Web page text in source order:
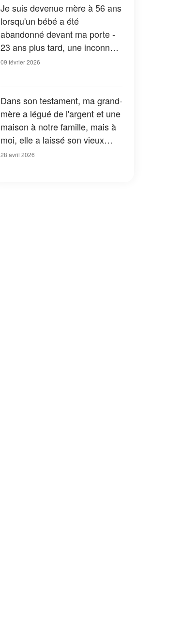
immédiatement à l'école »
Je suis devenue mère à 56 ans
lorsqu'un bébé a été
abandonné devant ma porte -
23 ans plus tard, une inconnue
s'est présenté et m'a dit : «
09 février 2026
Dans son testament, ma grand-
mère a légué de l'argent et une
maison à notre famille, mais à
moi, elle a laissé son vieux
chien – Après avoir trouvé un
28 avril 2026